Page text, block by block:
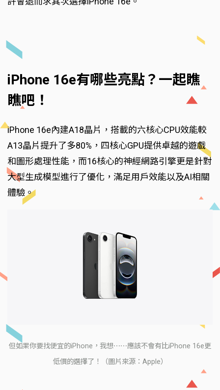
iPhone 16e有哪些亮點？一起瞧
瞧吧！
iPhone 16e內建A18晶片，搭載的六核心CPU效能較
A13晶片提升了多80%，四核心GPU提供卓越的遊戲
和圖形處理性能，而16核心的神經網路引擎更是針對
大型生成模型進行了優化，滿足用戶效能以及AI相關
體驗。
但如果你要找便宜的iPhone，我想⋯⋯應該不會有比iPhone 16e更
低價的選擇了！（圖片來源：Apple）